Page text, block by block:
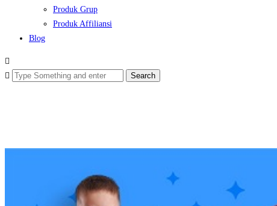
Produk Grup
Produk Affiliansi
Blog
Search